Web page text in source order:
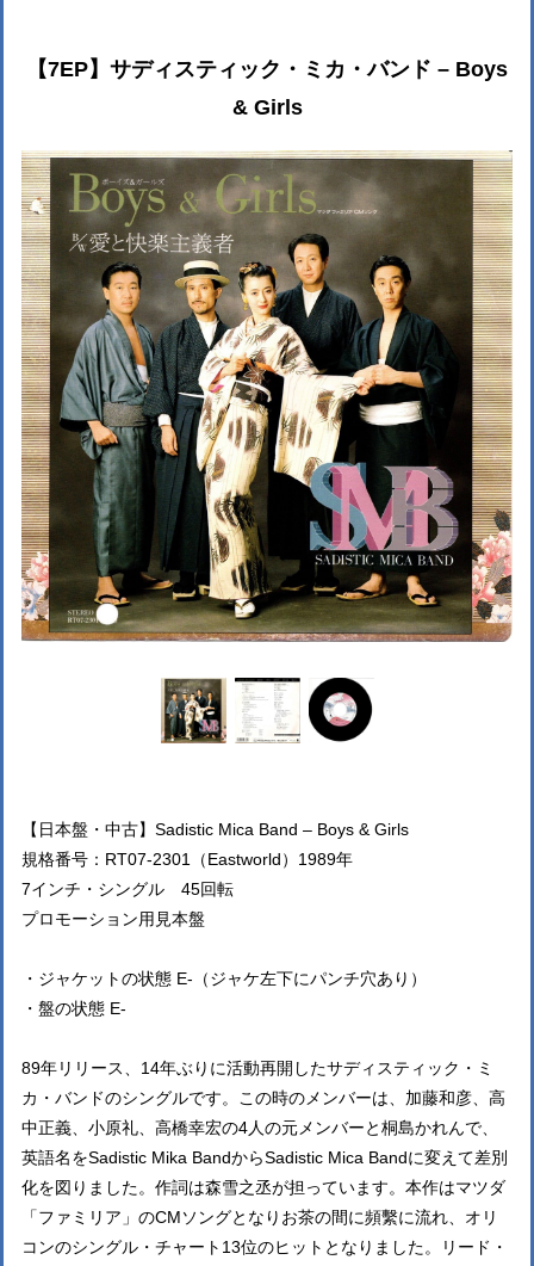
【7EP】サディスティック・ミカ・バンド – Boys
& Girls
【日本盤・中古】Sadistic Mica Band – Boys & Girls
規格番号：RT07-2301（Eastworld）1989年
7インチ・シングル 45回転
プロモーション用見本盤
・ジャケットの状態 E-（ジャケ左下にパンチ穴あり）
・盤の状態 E-
89年リリース、14年ぶりに活動再開したサディスティック・ミ
カ・バンドのシングルです。この時のメンバーは、加藤和彦、高
中正義、小原礼、高橋幸宏の4人の元メンバーと桐島かれんで、
英語名をSadistic Mika BandからSadistic Mica Bandに変えて差別
化を図りました。作詞は森雪之丞が担っています。本作はマツダ
「ファミリア」のCMソングとなりお茶の間に頻繫に流れ、オリ
コンのシングル・チャート13位のヒットとなりました。リード・